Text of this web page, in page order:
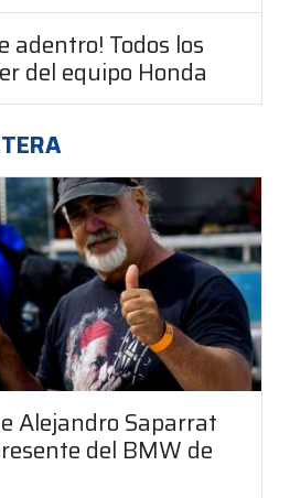
adentro! Todos los
del equipo Honda
Alejandro Saparrat
del BMW de